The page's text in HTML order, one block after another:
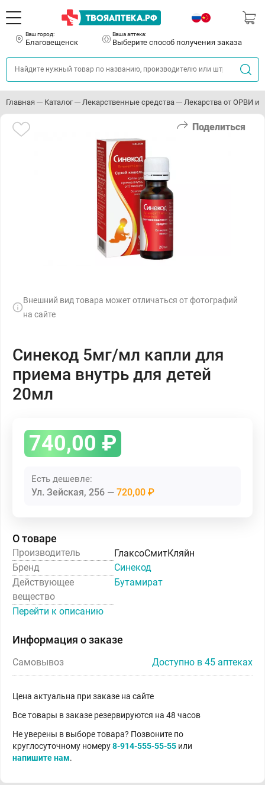
Ваш город:
Благовещенск
Ваша аптека:
Выберите способ получения заказа
Главная Каталог Лекарственные средства Лекарства от ОРВИ и
Поделиться
Внешний вид товара может отличаться от фотографий
на сайте
Синекод 5мг/мл капли для
приема внутрь для детей
20мл
740,00 ₽
Есть дешевле:
Ул. Зейская, 256 720,00 ₽
О товаре
Производитель
ГлаксоСмитКляйн
Бренд
Синекод
Действующее
вещество
Бутамират
Перейти к описанию
Информация о заказе
Самовывоз Доступно в 45 аптеках
Цена актуальна при заказе на сайте
Все товары в заказе резервируются на 48 часов
Не уверены в выборе товара? Позвоните по
круглосуточному номеру8-914-555-55-55 или
напишите нам.